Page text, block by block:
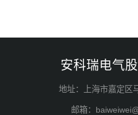
安科瑞电气
地址：上海市嘉定区
邮箱：